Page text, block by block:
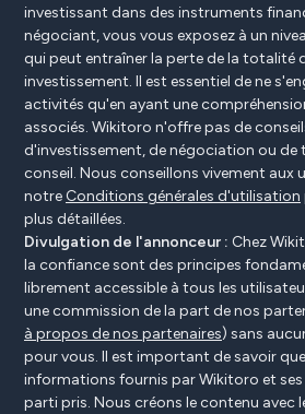
investissant dans des instruments
négociant, vous vous exposez à un
qui peut entraîner la perte de la totalité
investissement. Il est essentiel de ne
activités qu'en ayant une
associés. Wikitoro n'offre pas de
d'investissement, de négociation ou
conseil. Nous conseillons vivement aux
notre Conditions générales d'utilisation
plus détaillées.
Divulgation de l'annonceur : Chez
la confiance sont des principes
librement accessible à tous les
une commission de la part de nos
à propos de nos partenaires) sans
pour vous. Il est important de savoir
informations fournis par Wikitoro et ses
parti pris. Nous créons le contenu avec